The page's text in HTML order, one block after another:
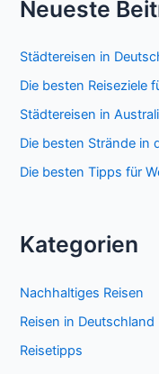
Neueste
Städtereisen in
Die besten Reiseziele
Städtereisen in
Die besten Strände in
Die besten Tipps für
Kategorien
Nachhaltiges Reisen
Reisen in Deutschland
Reisetipps